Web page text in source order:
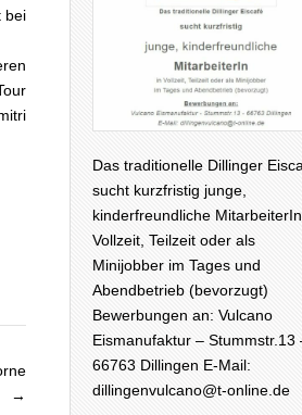
bei
→
Das traditionelle Dillinger
sucht kurzfristig junge,
kinderfreundliche
Vollzeit, Teilzeit oder als
Minijobber im Tages und
Abendbetrieb (bevorzugt)
Bewerbungen an: Vulcano
Eismanufaktur – Stummstr.13
66763 Dillingen E-Mail:
dillingenvulcano@t-online.de